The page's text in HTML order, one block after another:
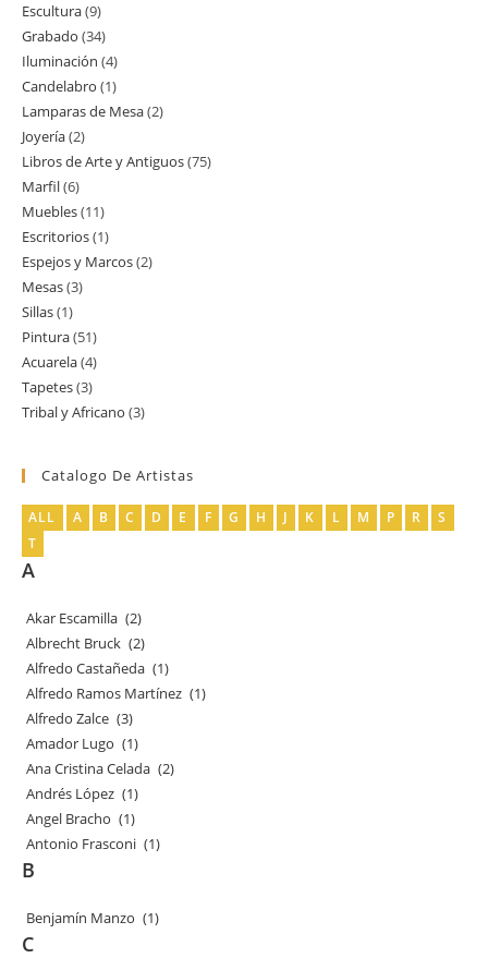
productos
Escultura 99
productos
Grabado 3434
productos
Iluminación 44
productos
Candelabro 11
producto
Lamparas de Mesa 22
Joyería 22
productos
Libros de Arte y Antiguos 7575
Marfil 66
productos
Muebles 1111
productos
Escritorios 11
producto
Espejos y Marcos 22
Mesas 33
Sillas 11
producto
Pintura 5151
productos
Acuarela 44
productos
Tapetes 33
productos
Tribal y Africano 33
Catalogo De Artistas
ALL A B C D E F G H J K L M P R
S
T
A
Akar Escamilla (2)
Albrecht Bruck (2)
Alfredo Castañeda (1)
Alfredo Ramos Martínez (1)
Alfredo Zalce (3)
Amador Lugo (1)
Ana Cristina Celada (2)
Andrés López (1)
Angel Bracho (1)
Antonio Frasconi (1)
B
Benjamín Manzo (1)
C